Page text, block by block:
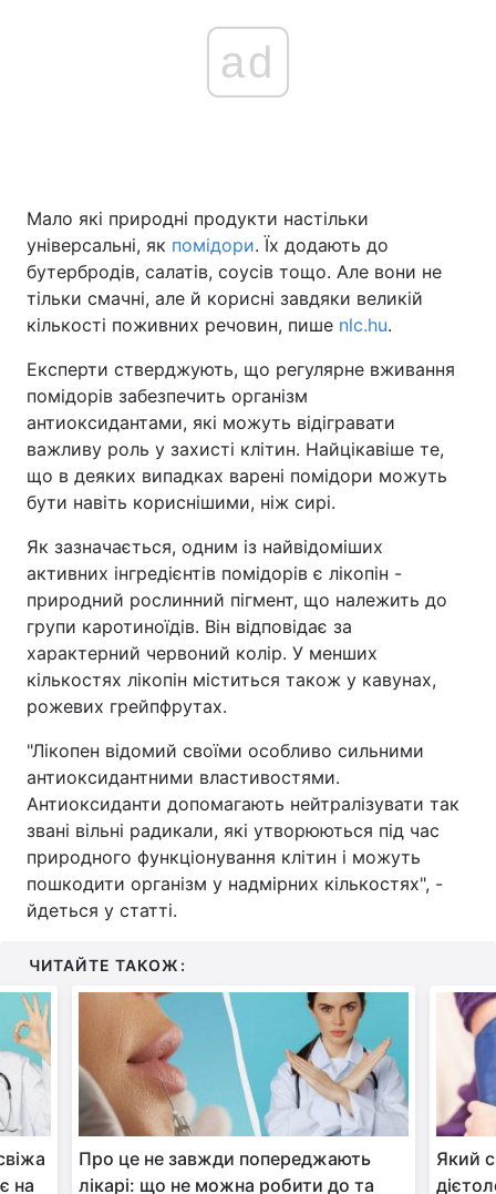
ad
Мало які природні продукти настільки
універсальні, як помідори. Їх додають до
бутербродів, салатів, соусів тощо. Але вони не
тільки смачні, але й корисні завдяки великій
кількості поживних речовин, пише nlc.hu.
Експерти стверджують, що регулярне вживання
помідорів забезпечить організм
антиоксидантами, які можуть відігравати
важливу роль у захисті клітин. Найцікавіше те,
що в деяких випадках варені помідори можуть
бути навіть кориснішими, ніж сирі.
Як зазначається, одним із найвідоміших
активних інгредієнтів помідорів є лікопін -
природний рослинний пігмент, що належить до
групи каротиноїдів. Він відповідає за
характерний червоний колір. У менших
кількостях лікопін міститься також у кавунах,
рожевих грейпфрутах.
"Лікопен відомий своїми особливо сильними
антиоксидантними властивостями.
Антиоксиданти допомагають нейтралізувати так
звані вільні радикали, які утворюються під час
природного функціонування клітин і можуть
пошкодити організм у надмірних кількостях", -
йдеться у статті.
ЧИТАЙТЕ ТАКОЖ:
на
Про це не завжди попереджають
лікарі: що не можна робити до та
Який